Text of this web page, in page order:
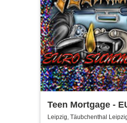
Teen Mortgage -
SUMMER 2026
Leipzig, Täubchenthal